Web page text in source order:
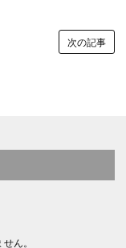
次の記事
ん。